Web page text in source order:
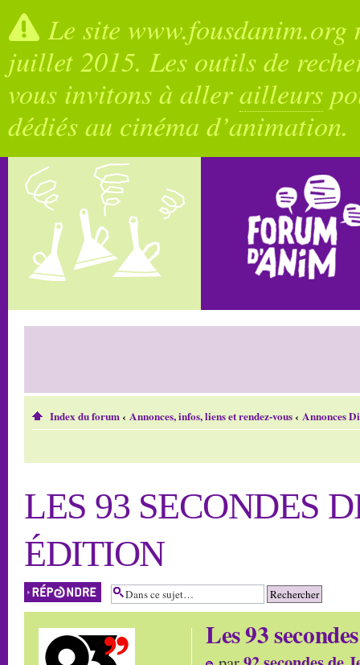
Le site
juillet 2015. Les outils de
vous invitons à allerailleurs
dédiés au cinéma d’animation.
Index du forum‹ Annonces, infos, liens et rendez-vous‹ Annonces
LES 93 SECONDES
ÉDITION
Répondre
Les 93